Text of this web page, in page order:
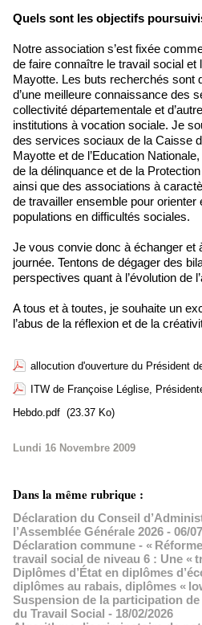
Quels sont les objectifs
Notre association s’est fixée
de faire connaître le travail social
Mayotte. Les buts recherchés sont
d’une meilleure connaissance des
collectivité départementale et
institutions à vocation sociale. Je
des services sociaux de la Caisse
Mayotte et de l’Education
de la délinquance et de la
ainsi que des associations à
de travailler ensemble pour orienter
populations en difficultés sociales.
Je vous convie donc à échanger et
journée. Tentons de dégager des
perspectives quant à l’évolution de
A tous et à toutes, je souhaite un
l’abus de la réflexion et de la
allocution d'ouverture du Président
ITW de Françoise Léglise,
Hebdo.pdf (23.37 Ko)
Lundi 16 Novembre 2009
Dans la même rubrique :
Déclaration du Conseil
l’Assemblée Générale 2026 - 06/
Déclaration commune - «
travail social de niveau 6 : Une «
Diplômes d’État en diplômes
diplômes au rabais, diplômes «
Suspension de la participation
du Travail Social - 18/02/2026